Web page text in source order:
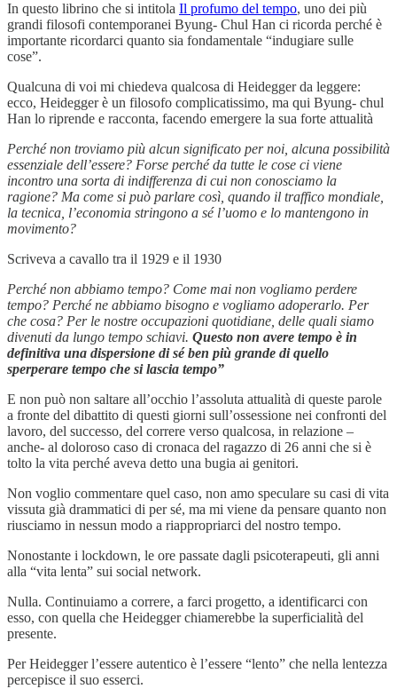
In questo librino che si intitola Il profumo del tempo, uno dei più
grandi filosofi contemporanei Byung- Chul Han ci ricorda perché è
importante ricordarci quanto sia fondamentale “indugiare sulle
cose”.
Qualcuna di voi mi chiedeva qualcosa di Heidegger da leggere:
ecco, Heidegger è un filosofo complicatissimo, ma qui Byung- chul
Han lo riprende e racconta, facendo emergere la sua forte attualità
Perché non troviamo più alcun significato per noi, alcuna possibilità
essenziale dell’essere? Forse perché da tutte le cose ci viene
incontro una sorta di indifferenza di cui non conosciamo la
ragione? Ma come si può parlare così, quando il traffico mondiale,
la tecnica, l’economia stringono a sé l’uomo e lo mantengono in
movimento?
Scriveva a cavallo tra il 1929 e il 1930
Perché non abbiamo tempo? Come mai non vogliamo perdere
tempo? Perché ne abbiamo bisogno e vogliamo adoperarlo. Per
che cosa? Per le nostre occupazioni quotidiane, delle quali siamo
divenuti da lungo tempo schiavi. Questo non avere tempo è in
definitiva una dispersione di sé ben più grande di quello
sperperare tempo che si lascia tempo”
E non può non saltare all’occhio l’assoluta attualità di queste parole
a fronte del dibattito di questi giorni sull’ossessione nei confronti del
lavoro, del successo, del correre verso qualcosa, in relazione –
anche- al doloroso caso di cronaca del ragazzo di 26 anni che si è
tolto la vita perché aveva detto una bugia ai genitori.
Non voglio commentare quel caso, non amo speculare su casi di vita
vissuta già drammatici di per sé, ma mi viene da pensare quanto non
riusciamo in nessun modo a riappropriarci del nostro tempo.
Nonostante i lockdown, le ore passate dagli psicoterapeuti, gli anni
alla “vita lenta” sui social network.
Nulla. Continuiamo a correre, a farci progetto, a identificarci con
esso, con quella che Heidegger chiamerebbe la superficialità del
presente.
Per Heidegger l’essere autentico è l’essere “lento” che nella lentezza
percepisce il suo esserci.